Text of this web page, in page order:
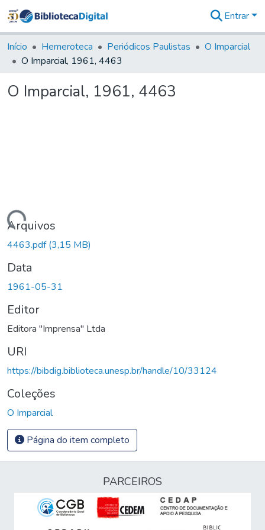
&
Coleções
Tudo na
Digital
Entrar
Início Hemeroteca Periódicos Paulistas
O Imparcial
O Imparcial, 1961, 4463
O Imparcial, 1961, 4463
Carregando...
Arquivos
4463.pdf(3,15 MB)
Data
1961-05-31
Editor
Editora "Imprensa" Ltda
URI
https://bibdig.biblioteca.unesp.br/handle/10/33124
Coleções
O Imparcial
Página do item completo
PARCEIROS